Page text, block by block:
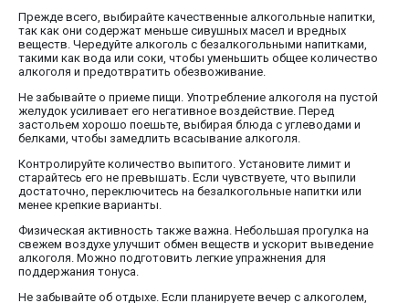
Прежде всего, выбирайте качественные алкогольные напитки,
так как они содержат меньше сивушных масел и вредных
веществ. Чередуйте алкоголь с безалкогольными напитками,
такими как вода или соки, чтобы уменьшить общее количество
алкоголя и предотвратить обезвоживание.
Не забывайте о приеме пищи. Употребление алкоголя на пустой
желудок усиливает его негативное воздействие. Перед
застольем хорошо поешьте, выбирая блюда с углеводами и
белками, чтобы замедлить всасывание алкоголя.
Контролируйте количество выпитого. Установите лимит и
старайтесь его не превышать. Если чувствуете, что выпили
достаточно, переключитесь на безалкогольные напитки или
менее крепкие варианты.
Физическая активность также важна. Небольшая прогулка на
свежем воздухе улучшит обмен веществ и ускорит выведение
алкоголя. Можно подготовить легкие упражнения для
поддержания тонуса.
Не забывайте об отдыхе. Если планируете вечер с алкоголем,